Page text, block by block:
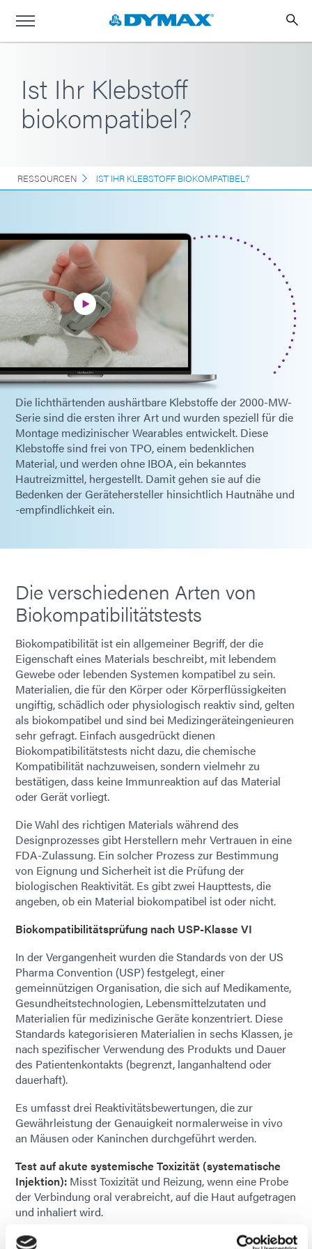
Ist Ihr Klebstoff
biokompatibel?
RESSOURCEN IST IHR KLEBSTOFF BIOKOMPATIBEL?
Die lichthärtenden aushärtbare Klebstoffe der 2000-MW-
Serie sind die ersten ihrer Art und wurden speziell für die
Montage medizinischer Wearables entwickelt. Diese
Klebstoffe sind frei von TPO, einem bedenklichen
Material, und werden ohne IBOA, ein bekanntes
Hautreizmittel, hergestellt. Damit gehen sie auf die
Bedenken der Gerätehersteller hinsichtlich Hautnähe und
-empfindlichkeit ein.
Die verschiedenen Arten von
Biokompatibilitätstests
Biokompatibilität ist ein allgemeiner Begriff, der die
Eigenschaft eines Materials beschreibt, mit lebendem
Gewebe oder lebenden Systemen kompatibel zu sein.
Materialien, die für den Körper oder Körperflüssigkeiten
ungiftig, schädlich oder physiologisch reaktiv sind, gelten
als biokompatibel und sind bei Medizingeräteingenieuren
sehr gefragt. Einfach ausgedrückt dienen
Biokompatibilitätstests nicht dazu, die chemische
Kompatibilität nachzuweisen, sondern vielmehr zu
bestätigen, dass keine Immunreaktion auf das Material
oder Gerät vorliegt.
Die Wahl des richtigen Materials während des
Designprozesses gibt Herstellern mehr Vertrauen in eine
FDA-Zulassung. Ein solcher Prozess zur Bestimmung
von Eignung und Sicherheit ist die Prüfung der
biologischen Reaktivität. Es gibt zwei Haupttests, die
angeben, ob ein Material biokompatibel ist oder nicht.
Biokompatibilitätsprüfung nach USP-Klasse VI
In der Vergangenheit wurden die Standards von der US
Pharma Convention (USP) festgelegt, einer
gemeinnützigen Organisation, die sich auf Medikamente,
Gesundheitstechnologien, Lebensmittelzutaten und
Materialien für medizinische Geräte konzentriert. Diese
Standards kategorisieren Materialien in sechs Klassen, je
nach spezifischer Verwendung des Produkts und Dauer
des Patientenkontakts (begrenzt, langanhaltend oder
dauerhaft).
Es umfasst drei Reaktivitätsbewertungen, die zur
Gewährleistung der Genauigkeit normalerweise in vivo
an Mäusen oder Kaninchen durchgeführt werden.
Test auf akute systemische Toxizität (systematische
Injektion): Misst Toxizität und Reizung, wenn eine Probe
der Verbindung oral verabreicht, auf die Haut aufgetragen
und inhaliert wird.
Intrakutantest:
Misst Toxizität und lokale Reizung, wenn